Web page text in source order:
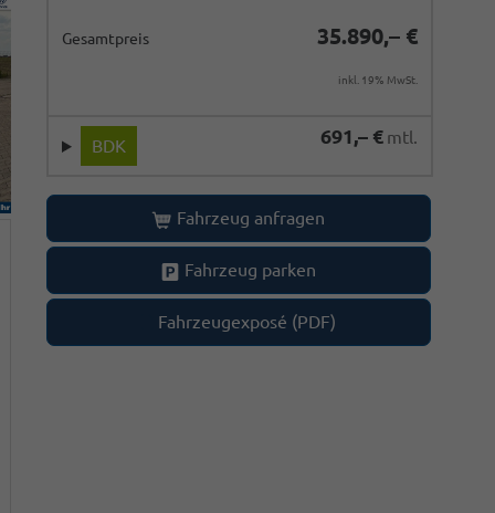
Gesamtpreis 35.890,– €
inkl. 19% MwSt.
691,– € mtl.
BDK
Fahrzeug anfragen
Fahrzeug parken
Fahrzeugexposé (PDF)